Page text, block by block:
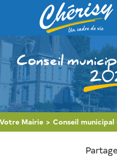
VOTRE
CADRE
FAMILLE &
LOISIRS &
Conseil
Votre Mairie > Conseil